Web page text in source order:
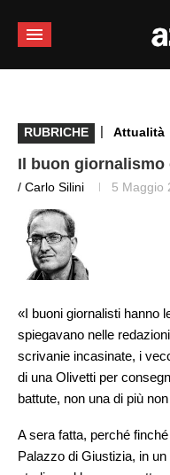
RUBRICHE | Attualità
Il buon
/ Carlo Silini 5 Maggio
«I buoni giornalisti hanno
spiegavano nelle
scrivanie incasinate, i
di una Olivetti per
battute, non una di più
A sera fatta, perché
Palazzo di Giustizia, in